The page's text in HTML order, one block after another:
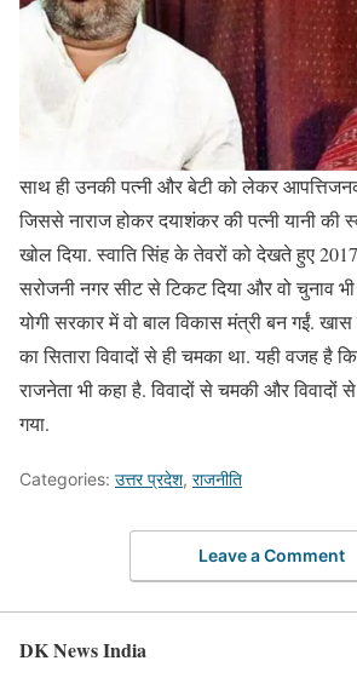
साथ ही उनकी पत्नी और बेटी को लेकर
जिससे नाराज होकर दयाशंकर की पत्नी यानी की
खोल दिया. स्वाति सिंह के तेवरों को देखते हुए
सरोजनी नगर सीट से टिकट दिया और वो चुनाव
योगी सरकार में वो बाल विकास मंत्री बन गईं. खास
का सितारा विवादों से ही चमका था. यही वजह है
राजनेता भी कहा है. विवादों से चमकी और
गया.
Categories: उत्तर प्रदेश, राजनीति
Leave a Comment
DK News India